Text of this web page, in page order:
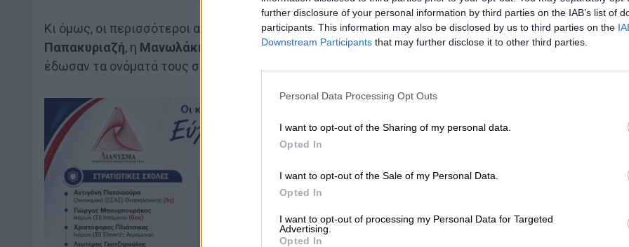
further disclosure of your personal information by third parties on the IAB’s list of
participants. This information may also be disclosed by us to third parties on the
Downstream Participants that may further disclose it to other third parties.
Personal Data Processing Opt Outs
I want to opt-out of the Sharing of my personal data.
Opted In
I want to opt-out of the Sale of my Personal Data.
Opted In
I want to opt-out of processing my Personal Data for Targeted
Advertising.
Opted In
Κι όμως, οι περισσότεροι από εμάς γνωρίζουμε πολύ καλά πού βρίσκεται ηΠαπαναστασίου, η
Παπακυριαζή, η Μανωλάκη Ρούσβελτ, αλλά ελάχιστα γνωρίζουμε για τους ανθρώπους που
έδωσαν τα ονόματά τους σε αυτούς τους δρόμους.